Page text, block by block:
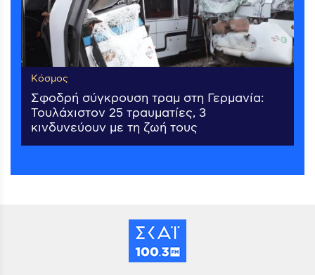
Κόσμος
Σφοδρή σύγκρουση τραμ στη Γερμανία:
Τουλάχιστον 25 τραυματίες, 3
κινδυνεύουν με τη ζωή τους